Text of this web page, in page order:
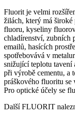
Fluorit je velmi
žilách, který má
fluoru, kyseliny
chladírenství, zubních
emailů, hasících
spotřebovává v
snižující teplotu tavení
při výrobě cementu, a
práškového fluoritu
Pro optické účely se
Další FLUORIT